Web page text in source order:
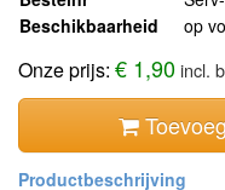
Beschikbaarheid
op
Onze prijs: € 1,90incl.